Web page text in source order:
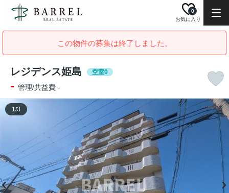
お気に入り
0
この物件の募集は終了しました。
レジデンス姫島 空室0
- 管理/共益費 -
1/3